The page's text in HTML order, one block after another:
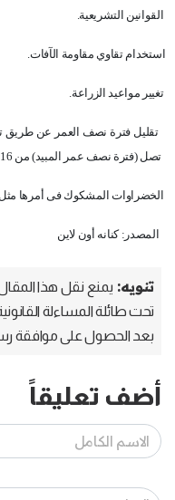
القوانين التشريعية.
استخدام تقاوي مقاومة الآفات.
تغيير مواعيد الزراعة.
تقليل فترة نصف العمر عن طريق
تصل (فترة نصف عمر المبيد) من 16 سنة إلى 40 سنة.
الخضراوات المشكوك فى أمرها مثل
تنويه: يمنع نقل هذا
تحت طائلة المساءلة
بعد الحصول على موافقة
أضف تعليقاً